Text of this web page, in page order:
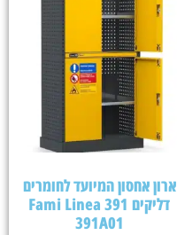
ארון אחסון המיועד לחומרים
דליקים Fami Linea 391
391A01